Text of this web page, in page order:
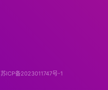
苏ICP备2023011747号-1